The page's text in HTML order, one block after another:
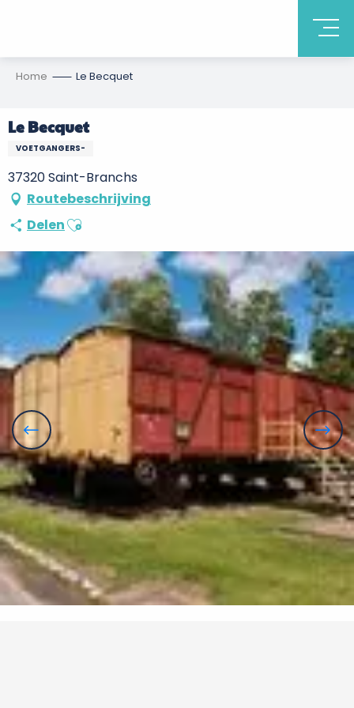
Home Le Becquet
Le Becquet
VOETGANGERS-
37320 Saint-Branchs
Routebeschrijving
DelenAjouter aux favoris